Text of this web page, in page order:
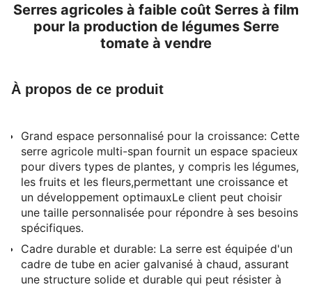
Serres agricoles à faible coût Serres à film
pour la production de légumes Serre
tomate à vendre
À propos de ce produit
Grand espace personnalisé pour la croissance: Cette
serre agricole multi-span fournit un espace spacieux
pour divers types de plantes, y compris les légumes,
les fruits et les fleurs,permettant une croissance et
un développement optimauxLe client peut choisir
une taille personnalisée pour répondre à ses besoins
spécifiques.
Cadre durable et durable: La serre est équipée d'un
cadre de tube en acier galvanisé à chaud, assurant
une structure solide et durable qui peut résister à